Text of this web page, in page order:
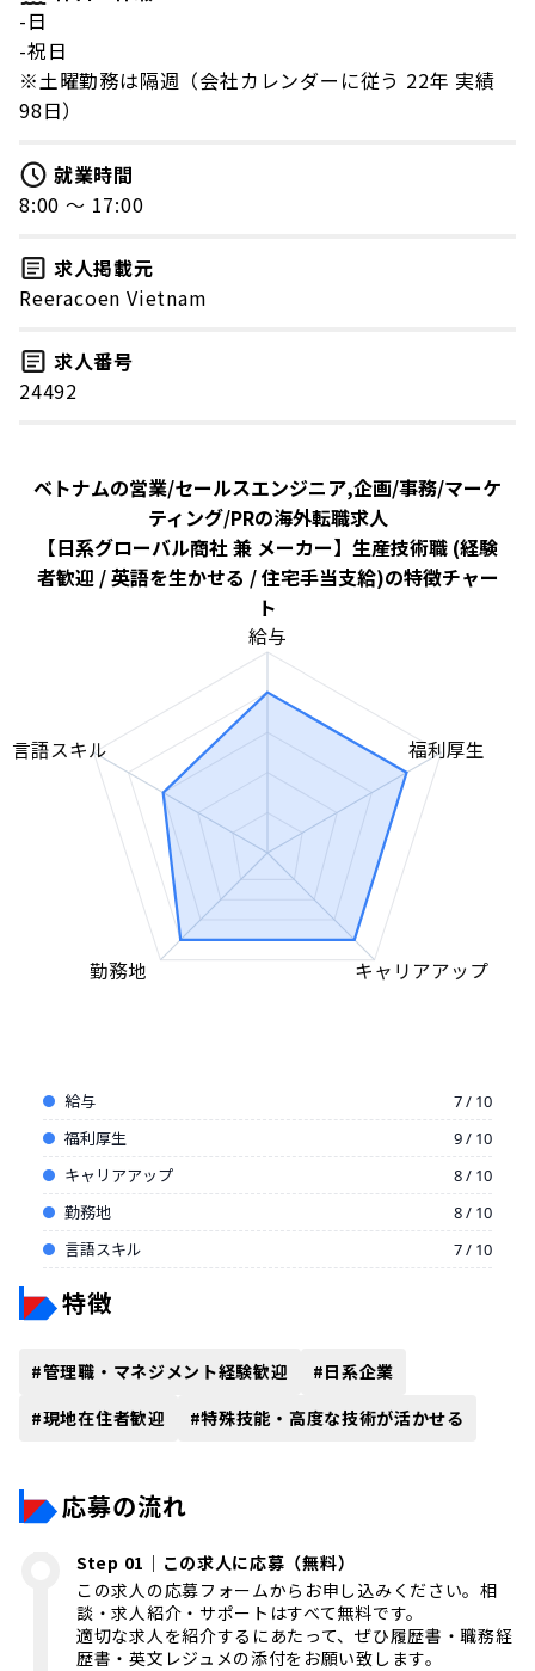
-日
-祝日
※土曜勤務は隔週（会社カレンダーに従う 22年 実績
98日）
就業時間
8:00 〜 17:00
求人掲載元
Reeracoen Vietnam
求人番号
24492
ベトナムの営業/セールスエンジニア,企画/事務/マーケ
ティング/PRの海外転職求人
【日系グローバル商社 兼 メーカー】生産技術職 (経験
者歓迎 / 英語を生かせる / 住宅手当支給)の特徴チャー
ト
給与
福利厚生
キャリアアップ
勤務地
言語スキル
給与
7 / 10
福利厚生
9 / 10
キャリアアップ
8 / 10
勤務地
8 / 10
言語スキル
7 / 10
特徴
#管理職・マネジメント経験歓迎 #日系企業
#現地在住者歓迎 #特殊技能・高度な技術が活かせる
応募の流れ
Step 01｜この求人に応募（無料）
この求人の応募フォームからお申し込みください。相
談・求人紹介・サポートはすべて無料です。
適切な求人を紹介するにあたって、ぜひ履歴書・職務経
歴書・英文レジュメの添付をお願い致します。